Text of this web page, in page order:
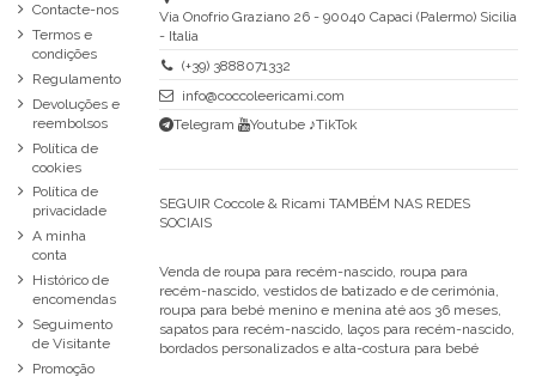
Contacte-nos
Termos e
condições
Regulamento
Devoluções e
reembolsos
Política de
cookies
Política de
privacidade
A minha
conta
Histórico de
encomendas
Seguimento
de Visitante
Promoção
Via Onofrio Graziano 26 - 90040 Capaci (Palermo) Sicilia
- Italia
(+39) 3888071332
info@coccoleericami.com
Telegram
Youtube ♪TikTok
SEGUIR Coccole & Ricami TAMBÉM NAS REDES
SOCIAIS
Venda de roupa para recém-nascido, roupa para
recém-nascido, vestidos de batizado e de cerimónia,
roupa para bebé menino e menina até aos 36 meses,
sapatos para recém-nascido, laços para recém-nascido,
bordados personalizados e alta-costura para bebé